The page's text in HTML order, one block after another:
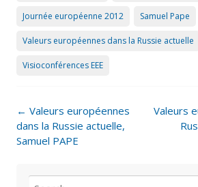
Journée européenne 2012 Samuel Pape
Valeurs européennes dans la Russie actuelle
Visioconférences EEE
Post
navigation
← Valeurs européennes
dans la Russie actuelle,
Samuel PAPE
Valeurs